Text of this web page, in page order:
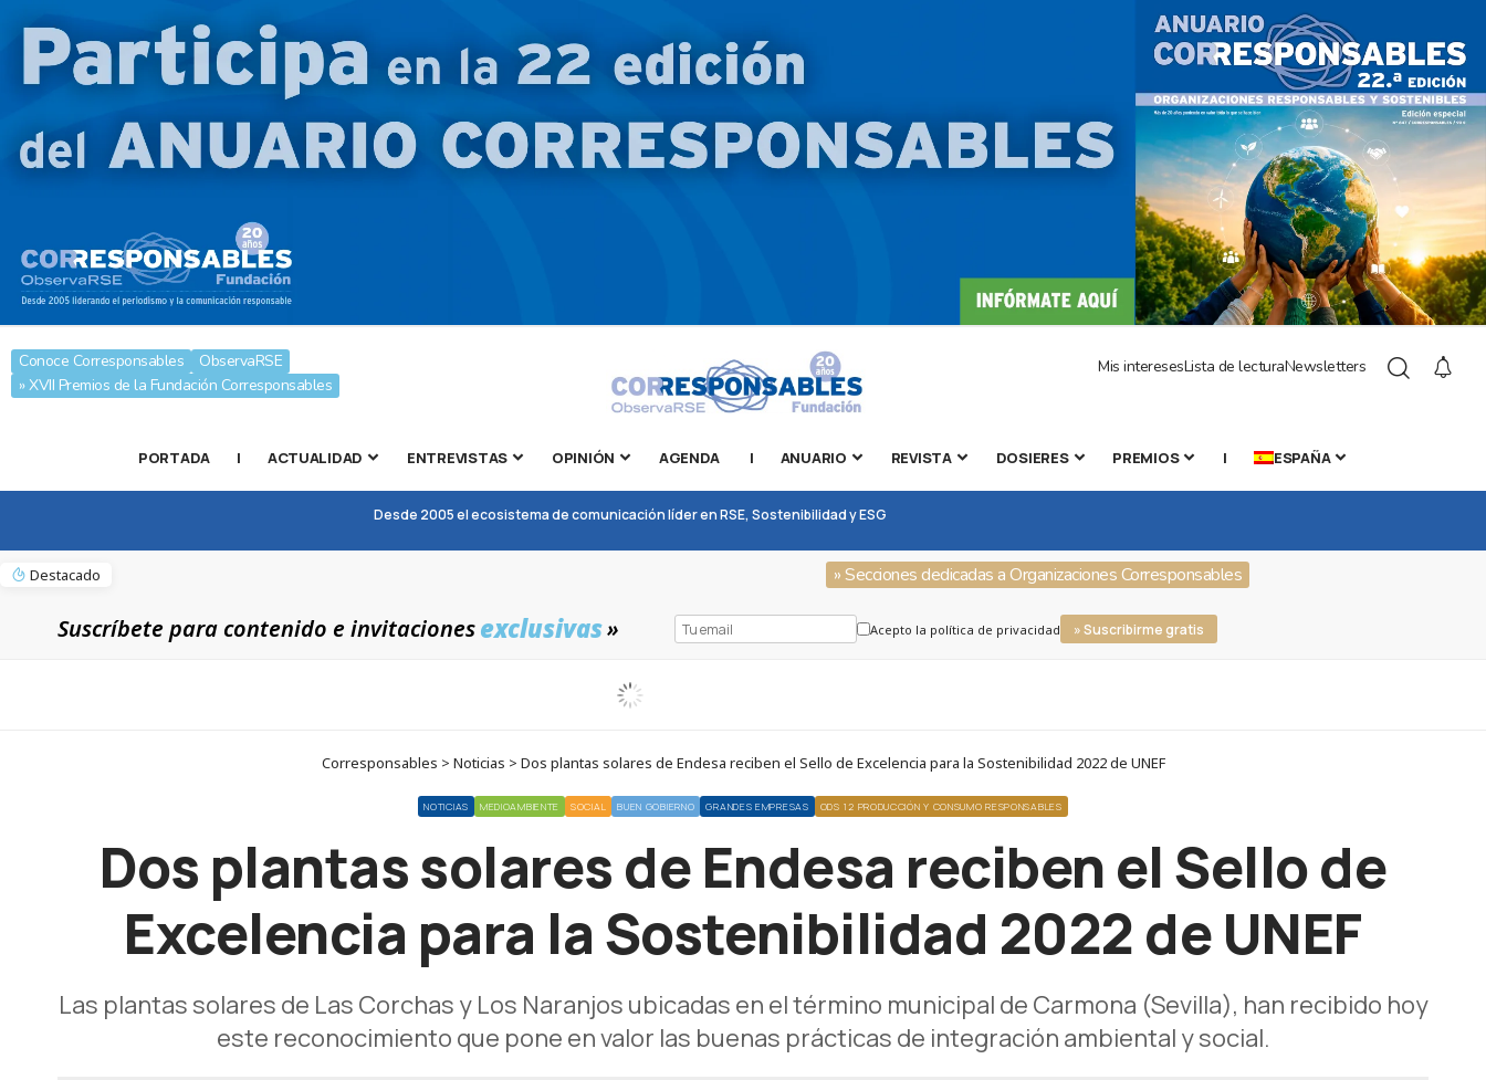
Conoce Corresponsables
ObservaRSE
» XVII Premios de la Fundación Corresponsables
Mis interesesLista de lecturaNewsletters
PORTADA | ACTUALIDAD ENTREVISTAS OPINIÓN AGENDA | ANUARIO REVISTA DOSIERES PREMIOS | ESPAÑA
Desde 2005 el ecosistema de comunicación líder en RSE, Sostenibilidad y ESG
Destacado » Secciones dedicadas a Organizaciones Corresponsables
Suscríbete para contenido e invitacionesexclusivas» Acepto la política de privacidad » Suscribirme gratis
Corresponsables > Noticias > Dos plantas solares de Endesa reciben el Sello de Excelencia para la Sostenibilidad 2022 de UNEF
NOTICIAS MEDIOAMBIENTE SOCIAL BUEN GOBIERNO GRANDES EMPRESAS ODS 12 PRODUCCIÓN Y CONSUMO RESPONSABLES
Dos plantas solares de Endesa reciben el Sello de
Excelencia para la Sostenibilidad 2022 de UNEF
Las plantas solares de Las Corchas y Los Naranjos ubicadas en el término municipal de Carmona (Sevilla), han recibido hoy
este reconocimiento que pone en valor las buenas prácticas de integración ambiental y social.